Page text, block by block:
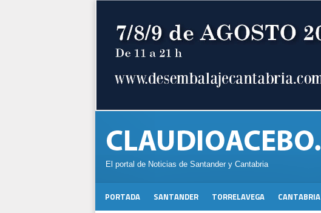
El portal de Noticias de Santander y Cantabria
PORTADA SANTANDER TORRELAVEGA CANTABRIA